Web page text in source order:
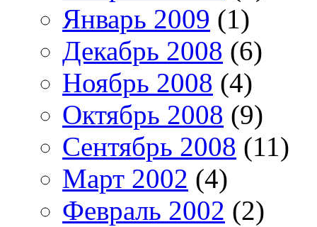
Январь 2009 (1)
Декабрь 2008 (6)
Ноябрь 2008 (4)
Октябрь 2008 (9)
Сентябрь 2008 (11)
Март 2002 (4)
Февраль 2002 (2)